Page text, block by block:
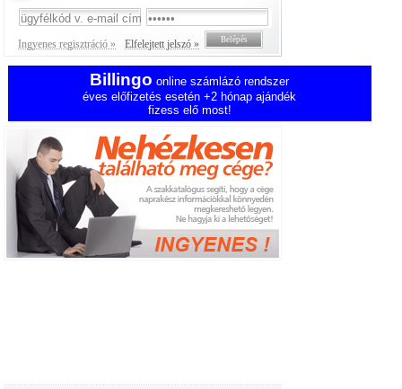
Ingyenes regisztráció » Elfelejtett jelszó »
Billingo online számlázó rendszer
éves előfizetés esetén +2 hónap ajándék
fizess elő most!